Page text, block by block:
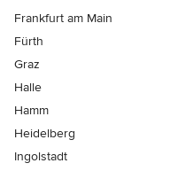
Frankfurt am Main
Fürth
Graz
Halle
Hamm
Heidelberg
Ingolstadt